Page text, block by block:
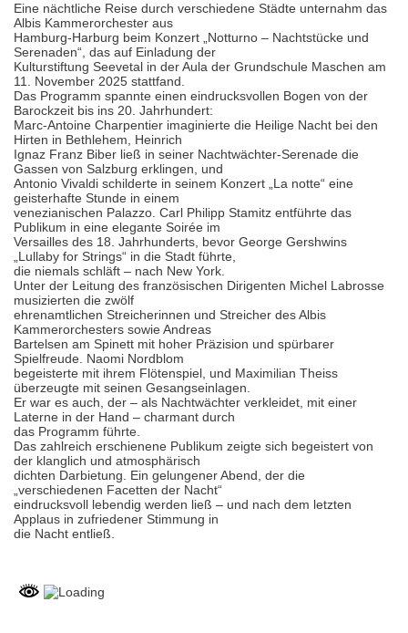
Eine nächtliche Reise durch verschiedene Städte unternahm das
Albis Kammerorchester aus
Hamburg-Harburg beim Konzert „Notturno – Nachtstücke und
Serenaden“, das auf Einladung der
Kulturstiftung Seevetal in der Aula der Grundschule Maschen am
11. November 2025 stattfand.
Das Programm spannte einen eindrucksvollen Bogen von der
Barockzeit bis ins 20. Jahrhundert:
Marc-Antoine Charpentier imaginierte die Heilige Nacht bei den
Hirten in Bethlehem, Heinrich
Ignaz Franz Biber ließ in seiner Nachtwächter-Serenade die
Gassen von Salzburg erklingen, und
Antonio Vivaldi schilderte in seinem Konzert „La notte“ eine
geisterhafte Stunde in einem
venezianischen Palazzo. Carl Philipp Stamitz entführte das
Publikum in eine elegante Soirée im
Versailles des 18. Jahrhunderts, bevor George Gershwins
„Lullaby for Strings“ in die Stadt führte,
die niemals schläft – nach New York.
Unter der Leitung des französischen Dirigenten Michel Labrosse
musizierten die zwölf
ehrenamtlichen Streicherinnen und Streicher des Albis
Kammerorchesters sowie Andreas
Bartelsen am Spinett mit hoher Präzision und spürbarer
Spielfreude. Naomi Nordblom
begeisterte mit ihrem Flötenspiel, und Maximilian Theiss
überzeugte mit seinen Gesangseinlagen.
Er war es auch, der – als Nachtwächter verkleidet, mit einer
Laterne in der Hand – charmant durch
das Programm führte.
Das zahlreich erschienene Publikum zeigte sich begeistert von
der klanglich und atmosphärisch
dichten Darbietung. Ein gelungener Abend, der die
„verschiedenen Facetten der Nacht“
eindrucksvoll lebendig werden ließ – und nach dem letzten
Applaus in zufriedener Stimmung in
die Nacht entließ.